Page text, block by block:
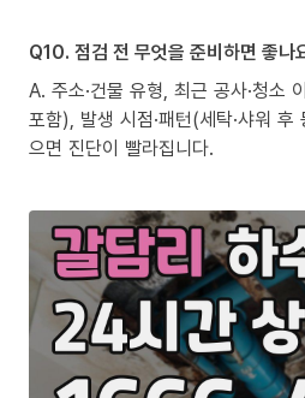
Q10. 점검 전 무엇을 준비하면 좋나
A. 주소·건물 유형, 최근 공사·청소
포함), 발생 시점·패턴(세탁·샤워
으면 진단이 빨라집니다.